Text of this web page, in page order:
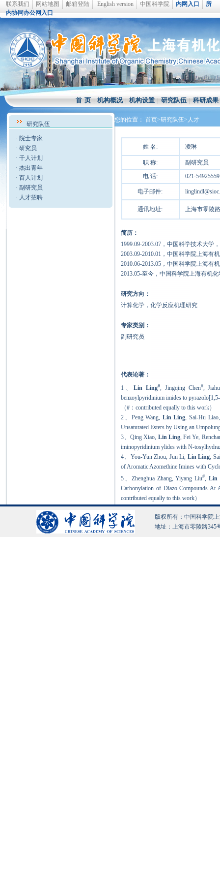
联系我们 网站地图 邮箱登陆 English version 中国科学院 内网入口
所
内协同办公网入口
首 页|机构概况|机构设置|研究队伍|科研成果
研究队伍
· 院士专家
· 研究员
· 千人计划
· 杰出青年
· 百人计划
· 副研究员
· 人才招聘
您的位置： 首页>研究队伍> 人才
姓 名: 凌琳
职 称:
副研究员
电 话:
021-54925559
电子邮件:
通讯地址: 上海市零陵
简历：
1999.09-2003.07 ，中国科学技术大学
2003.09-2010.01 ，中国科学院上海有
2010.06-2013.05 ，中国科学院上海有
2013.05-至今，中国科学院上海有机
研究方向：
计算化学，化学反应机理研究
专家类别：
副研究员
代表论著：
1、Lin Ling#, Jingqing Chen#,
benzoylpyridinium imides to
（# ：contributed equally to this work）
2、 Peng Wang, Lin Ling, Sai-Hu
Unsaturated Esters by Using an
3、Qing Xiao, Lin Ling, Fei Ye,
iminopyridinium ylides with N-
4、 You-Yun Zhou, Jun Li, Lin Ling,
of Aromatic Azomethine Imines with
5、 Zhenghua Zhang, Yiyang Liu#, Lin
Carbonylation of Diazo Compounds At
contributed equally to this work）
版权所有：中国科学院
地址：上海市零陵路345